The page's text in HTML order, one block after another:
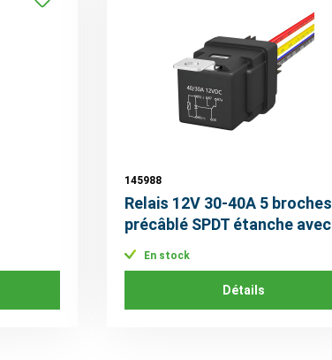
145988
Relais 12V 30-40A 5 broches
précâblé SPDT étanche avec
diode
En stock
Détails